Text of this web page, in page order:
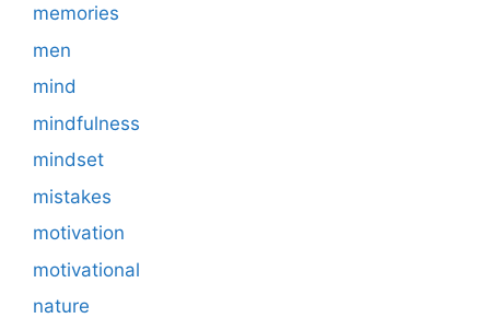
memories
men
mind
mindfulness
mindset
mistakes
motivation
motivational
nature